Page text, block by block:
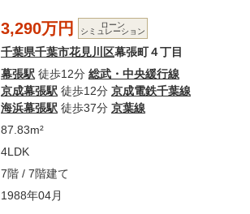
3,290万円 ローン
シミュレーション
千葉県千葉市花見川区幕張町４丁目
幕張駅 徒歩12分 総武・中央緩行線
京成幕張駅 徒歩12分 京成電鉄千葉線
海浜幕張駅 徒歩37分 京葉線
87.83m²
4LDK
7階 / 7階建て
1988年04月